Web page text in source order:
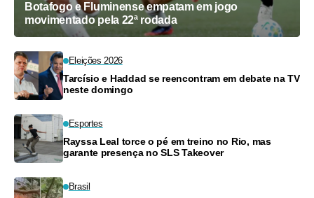
Botafogo e Fluminense empatam em jogo
movimentado pela 22ª rodada
Eleições 2026
Tarcísio e Haddad se reencontram em debate na TV
neste domingo
Esportes
Rayssa Leal torce o pé em treino no Rio, mas
garante presença no SLS Takeover
Brasil